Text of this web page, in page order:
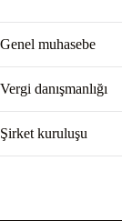
Genel muhasebe
Vergi danışmanlığı
Şirket kuruluşu